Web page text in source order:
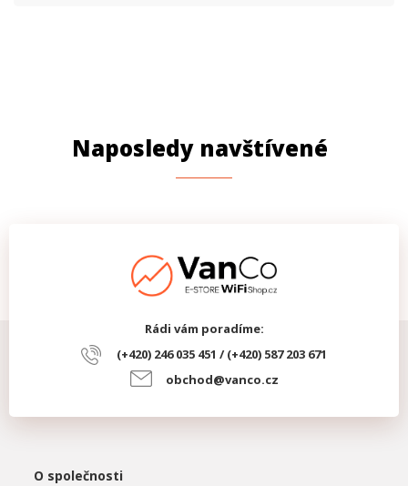
Naposledy navštívené
Rádi vám poradíme:
(+420) 246 035 451 / (+420) 587 203 671
obchod@vanco.cz
O společnosti